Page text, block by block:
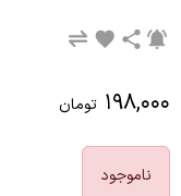
۱۹۸,۰۰۰ تومان
ناموجود